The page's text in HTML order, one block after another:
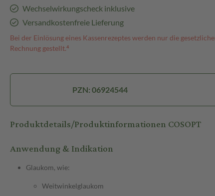
Wechselwirkungscheck inklusive
Versandkostenfreie Lieferung
Bei der Einlösung eines Kassenrezeptes werden nur die
Rechnung gestellt.⁴
PZN: 06924544
Produktdetails/Produktinformationen COSOPT
Anwendung & Indikation
Glaukom, wie:
Weitwinkelglaukom